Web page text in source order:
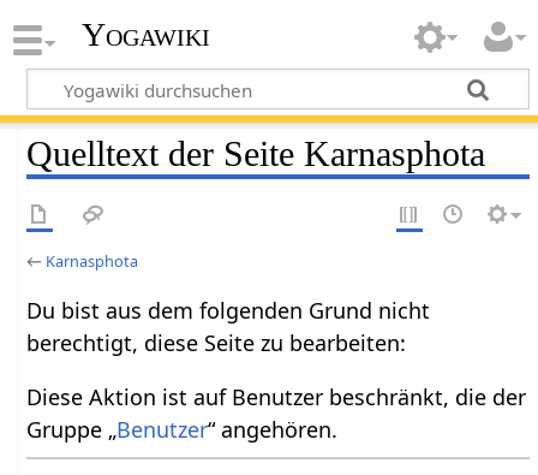
Yogawiki
Quelltext der Seite Karnasphota
← Karnasphota
Du bist aus dem folgenden Grund nicht
berechtigt, diese Seite zu bearbeiten:
Diese Aktion ist auf Benutzer beschränkt, die der
Gruppe „Benutzer“ angehören.